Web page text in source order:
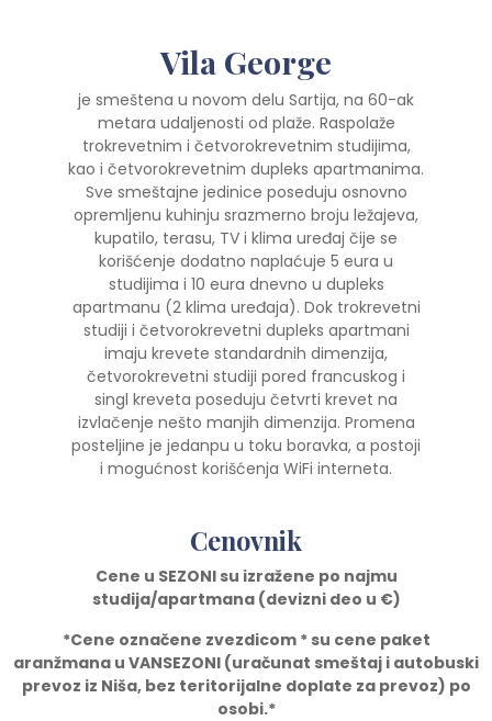
Vila George
je smeštena u novom delu Sartija, na 60-ak
metara udaljenosti od plaže. Raspolaže
trokrevetnim i četvorokrevetnim studijima,
kao i četvorokrevetnim dupleks apartmanima.
Sve smeštajne jedinice poseduju osnovno
opremljenu kuhinju srazmerno broju ležajeva,
kupatilo, terasu, TV i klima uređaj čije se
korišćenje dodatno naplaćuje 5 eura u
studijima i 10 eura dnevno u dupleks
apartmanu (2 klima uređaja). Dok trokrevetni
studiji i četvorokrevetni dupleks apartmani
imaju krevete standardnih dimenzija,
četvorokrevetni studiji pored francuskog i
singl kreveta poseduju četvrti krevet na
izvlačenje nešto manjih dimenzija. Promena
posteljine je jedanpu u toku boravka, a postoji
i mogućnost korišćenja WiFi interneta.
Cenovnik
Cene u SEZONI su izražene po najmu
studija/apartmana (devizni deo u €)
*Cene označene zvezdicom * su cene paket
aranžmana u VANSEZONI (uračunat smeštaj i autobuski
prevoz iz Niša, bez teritorijalne doplate za prevoz) po
osobi.*